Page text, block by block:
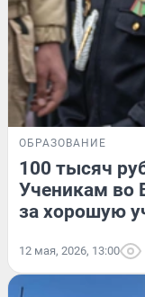
ОБРАЗОВАНИЕ
100 тысяч
Ученикам во
за хорошую
12 мая, 2026, 13:00